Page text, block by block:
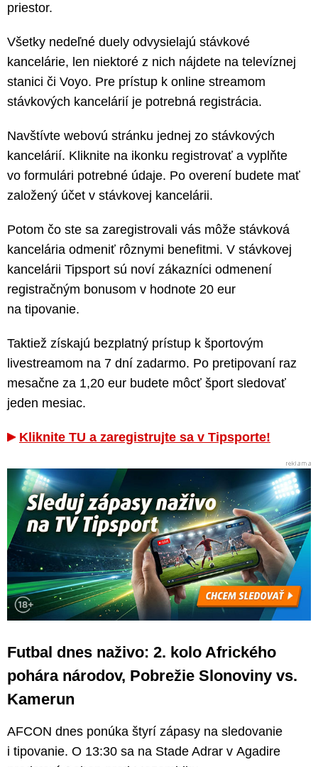
priestor.
Všetky nedeľné duely odvysielajú stávkové
kancelárie, len niektoré z nich nájdete na televíznej
stanici či Voyo. Pre prístup k online streamom
stávkových kancelárií je potrebná registrácia.
Navštívte webovú stránku jednej zo stávkových
kancelárií. Kliknite na ikonku registrovať a vyplňte
vo formulári potrebné údaje. Po overení budete mať
založený účet v stávkovej kancelárii.
Potom čo ste sa zaregistrovali vás môže stávková
kancelária odmeniť rôznymi benefitmi. V stávkovej
kancelárii Tipsport sú noví zákazníci odmenení
registračným bonusom v hodnote 20 eur
na tipovanie.
Taktiež získajú bezplatný prístup k športovým
livestreamom na 7 dní zadarmo. Po pretipovaní raz
mesačne za 1,20 eur budete môcť šport sledovať
jeden mesiac.
Kliknite TU a zaregistrujte sa v Tipsporte!
Futbal dnes naživo: 2. kolo Afrického
pohára národov, Pobrežie Slonoviny vs.
Kamerun
AFCON dnes ponúka štyrí zápasy na sledovanie
i tipovanie. O 13:30 sa na Stade Adrar v Agadire